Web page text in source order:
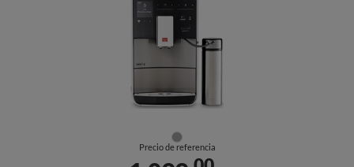
Precio de referencia